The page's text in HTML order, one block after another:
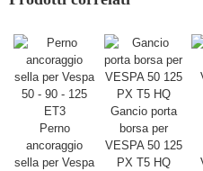
Perno
ancoraggio
sella per Vespa
Gancio porta
borsa per
VESPA 50 125
PX T5 HQ